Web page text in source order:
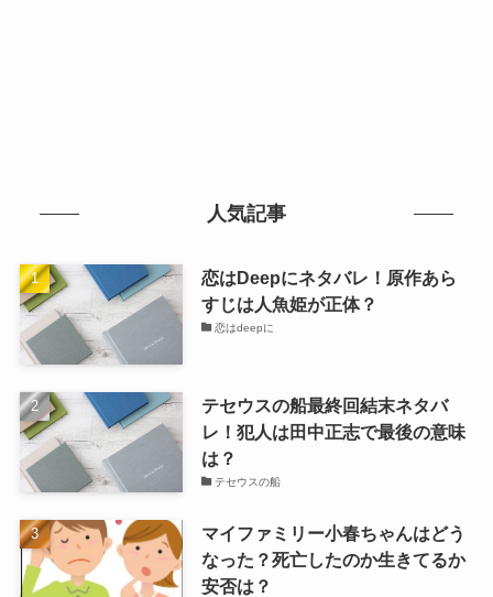
人気記事
恋はDeepにネタバレ！原作あら
すじは人魚姫が正体？
恋はdeepに
テセウスの船最終回結末ネタバ
レ！犯人は田中正志で最後の意味
は？
テセウスの船
マイファミリー小春ちゃんはどう
なった？死亡したのか生きてるか
安否は？